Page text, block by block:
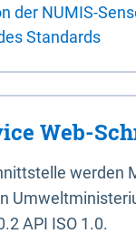
der NUMIS-
Standards
Web-
API ISO 1.0.